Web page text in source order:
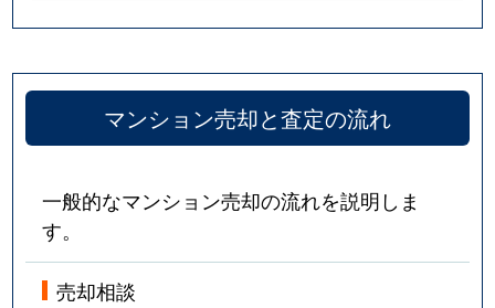
マンション売却と査定の流れ
一般的なマンション売却の流れを説明しま
す。
売却相談